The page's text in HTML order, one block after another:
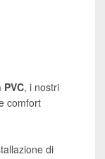
, i nostri
comfort
di